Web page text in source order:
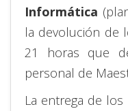
Informática
la devolución de
21 horas que
personal de
La entrega de